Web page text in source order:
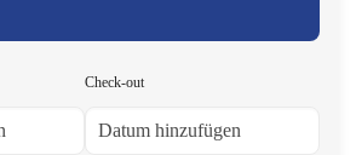
Check-out